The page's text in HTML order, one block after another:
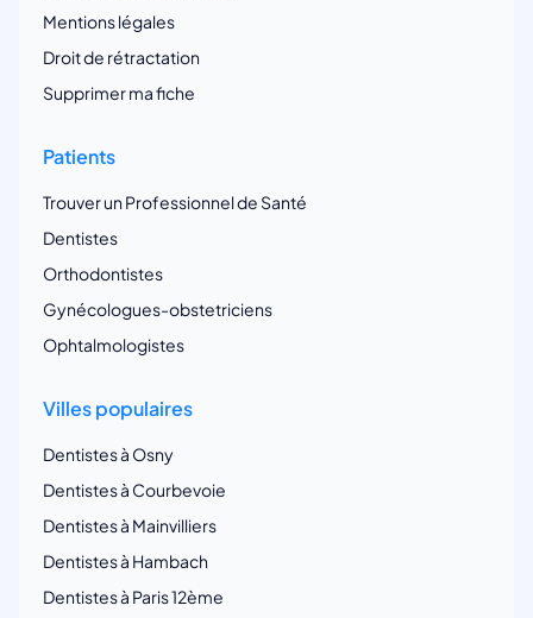
Mentions légales
Droit de rétractation
Supprimer ma fiche
Patients
Trouver un Professionnel de Santé
Dentistes
Orthodontistes
Gynécologues-obstetriciens
Ophtalmologistes
Villes populaires
Dentistes à Osny
Dentistes à Courbevoie
Dentistes à Mainvilliers
Dentistes à Hambach
Dentistes à Paris 12ème